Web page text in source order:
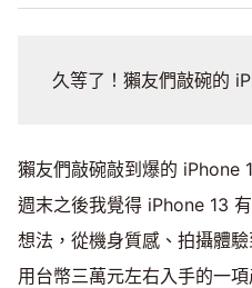
久等了！獺友們敲碗的
獺友們敲碗敲到爆的 iPhone
週末之後我覺得 iPhone 13
想法，從機身質感、拍攝體
用台幣三萬元左右入手的一